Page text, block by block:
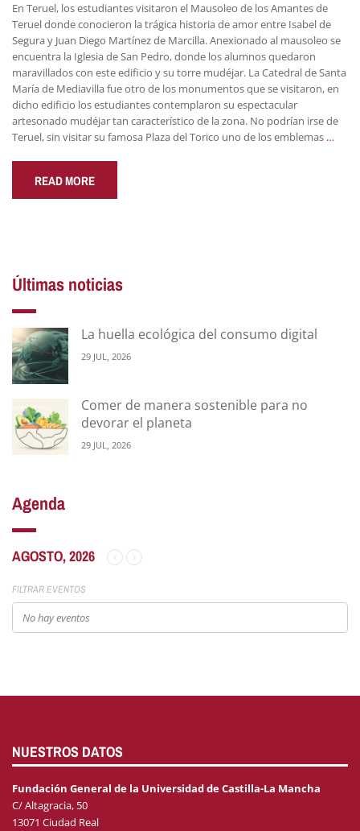
En Teruel, los estudiantes visitaron el Mausoleo de los Amantes de
Teruel donde conocieron la trágica historia de amor entre Isabel de
Segura y Juan Diego Martínez de Marcilla. Anexionado al mausoleo se
encuentra la Iglesia de San Pedro, donde los alumnos quedaron
maravillados con este edificio y su torre mudéjar. La Catedral de Santa
María de Mediavilla fue otro de los monumentos que se visitaron, en
dicho edificio los estudiantes contemplaron su espectacular
artesonado mudéjar tan característico de la zona. No podrían irse de
Teruel, sin visitar su famosa Plaza del Torico uno de los emblemas …
READ MORE
Últimas noticias
La huella ecológica del consumo digital
29 JUL, 2026
Comer de manera sostenible para no
devorar el planeta
29 JUL, 2026
Agenda
AGOSTO, 2026
FILTRAR EVENTOS
No hay eventos
NUESTROS DATOS
Fundación General de la Universidad de Castilla-La Mancha
C/ Altagracia, 50
13071 Ciudad Real